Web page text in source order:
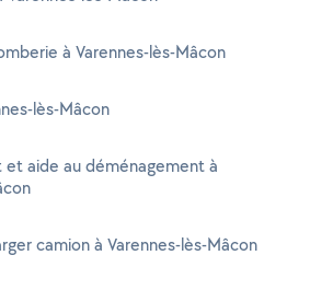
à Varennes-lès-Mâcon
lès-Mâcon
aide au déménagement à
camion à Varennes-lès-Mâcon